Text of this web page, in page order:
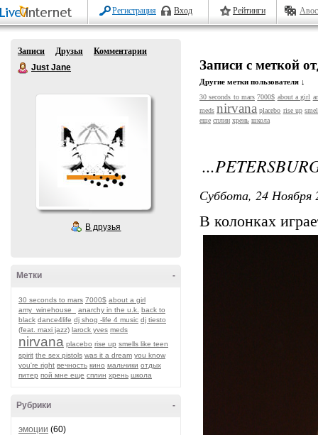
Регистрация Вход Рейтинги
Записи Друзья
Комментарии
Just Jane
В друзья
-
Метки
30 seconds to mars 7000$ about a girl
amy_winehouse_
anarchy in the u.k. back to
black dance4life dj shog -life 4 music dj tiesto
(feat. maxi jazz) larock yves meds
nirvana placebo rise up smells like teen
spirit the sex pistols was it a dream you know
you're right вечность кино мальчики отдых
питер пой мне еще сплин хрень школа
-
Рубрики
эмоции (60)
Записи с меткой
Другие метки пользователя ↓
30 seconds to mars 7000$ about a girl
meds nirvana placebo rise up
еще сплин хрень школа
Суббота, 24 Ноября
В колонках